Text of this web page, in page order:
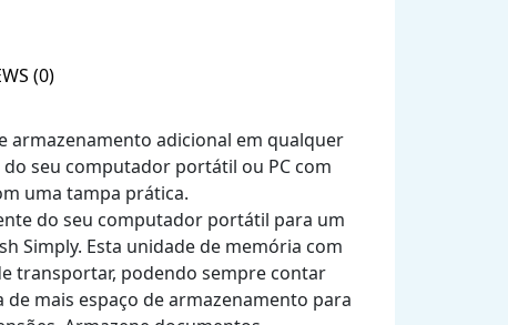
(0)
armazenamento adicional em qualquer
seu computador portátil ou PC com
uma tampa prática.
do seu computador portátil para um
Simply. Esta unidade de memória com
transportar, podendo sempre contar
de mais espaço de armazenamento para